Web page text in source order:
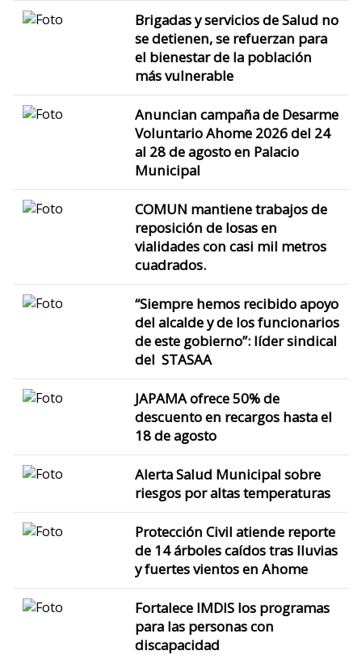
Brigadas y servicios de Salud no
se detienen, se refuerzan para
el bienestar de la población
más vulnerable
Anuncian campaña de Desarme
Voluntario Ahome 2026 del 24
al 28 de agosto en Palacio
Municipal
COMUN mantiene trabajos de
reposición de losas en
vialidades con casi mil metros
cuadrados.
“Siempre hemos recibido apoyo
del alcalde y de los funcionarios
de este gobierno”: líder sindical
del STASAA
JAPAMA ofrece 50% de
descuento en recargos hasta el
18 de agosto
Alerta Salud Municipal sobre
riesgos por altas temperaturas
Protección Civil atiende reporte
de 14 árboles caídos tras lluvias
y fuertes vientos en Ahome
Fortalece IMDIS los programas
para las personas con
discapacidad